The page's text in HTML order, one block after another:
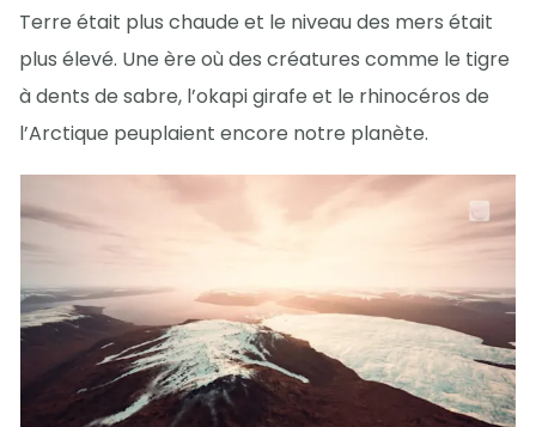
Terre était plus chaude et le niveau des mers était
plus élevé. Une ère où des créatures comme le tigre
à dents de sabre, l’okapi girafe et le rhinocéros de
l’Arctique peuplaient encore notre planète.